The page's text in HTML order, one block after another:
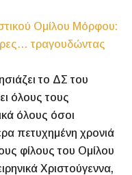
Ομίλου Μόρφου:
τραγουδώντας
το ΔΣ του
όλους τους
όλους όσοι
πετυχημένη χρονιά
φίλους του Ομίλου
Χριστούγεννα,